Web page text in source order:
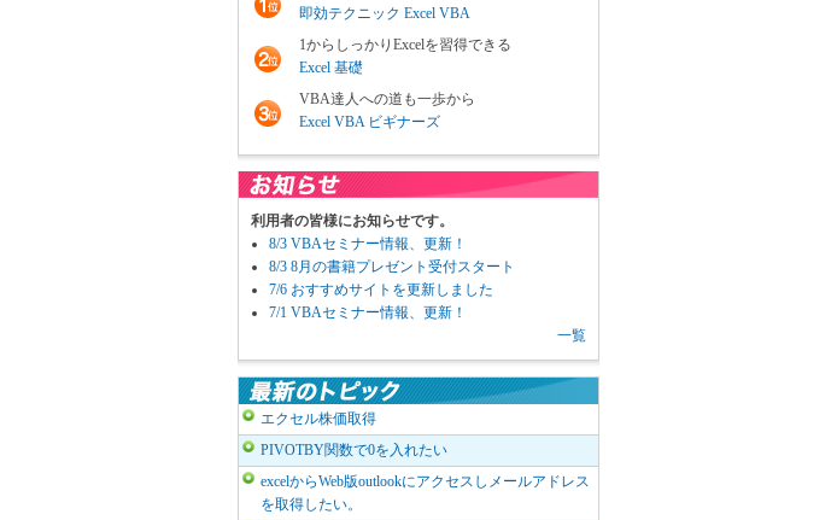
即効テクニック Excel VBA
1からしっかりExcelを習得できる
Excel 基礎
VBA達人への道も一歩から
Excel VBA ビギナーズ
利用者の皆様にお知らせです。
8/3 VBAセミナー情報、更新！
8/3 8月の書籍プレゼント受付スタート
7/6 おすすめサイトを更新しました
7/1 VBAセミナー情報、更新！
一覧
エクセル株価取得
PIVOTBY関数で0を入れたい
excelからWeb版outlookにアクセスしメールアドレス
を取得したい。